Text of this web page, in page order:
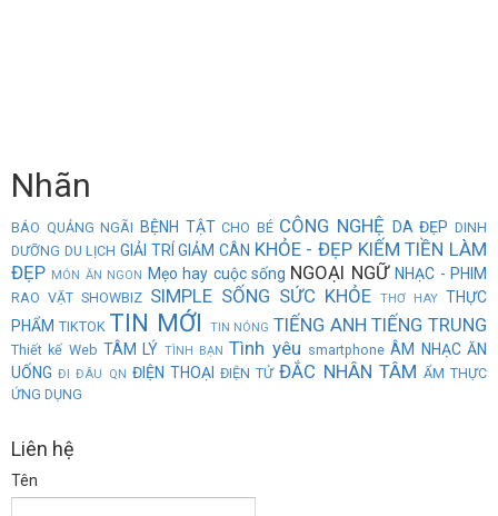
Nhãn
BÁO QUẢNG NGÃI BỆNH TẬT CHO BÉ CÔNG NGHỆ DA ĐẸP DINH
DƯỠNG DU LỊCH GIẢI TRÍ GIẢM CÂN KHỎE - ĐẸP KIẾM TIỀN LÀM
ĐẸP MÓN ĂN NGON Mẹo hay cuộc sống NGOẠI NGỮ NHẠC - PHIM
RAO VẶT SHOWBIZ SIMPLE SỐNG SỨC KHỎE THƠ HAY THỰC
PHẨM TIKTOK TIN MỚI TIN NÓNG TIẾNG ANH TIẾNG TRUNG
Thiết kế Web TÂM LÝ TÌNH BẠN Tình yêu smartphone ÂM NHẠC ĂN
UỐNG ĐI ĐÂU QN ĐIỆN THOẠI ĐIỆN TỬ ĐẮC NHÂN TÂM ẨM THỰC
ỨNG DỤNG
Liên hệ
Tên